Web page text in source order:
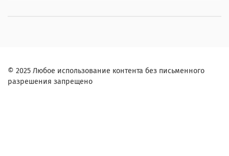
© 2025 Любое использование контента без письменного
разрешения запрещено